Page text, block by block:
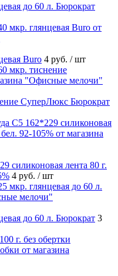
до 60 л. Бюрократ
Buro 4 руб. / шт
СуперЛюкс Бюрократ
силиконовая лента 80 г.
4 руб. / шт
до 60 л. Бюрократ 3